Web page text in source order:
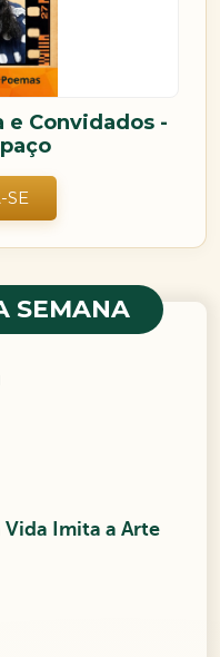
e Convidados -
SE
SEMANA
Vida Imita a Arte